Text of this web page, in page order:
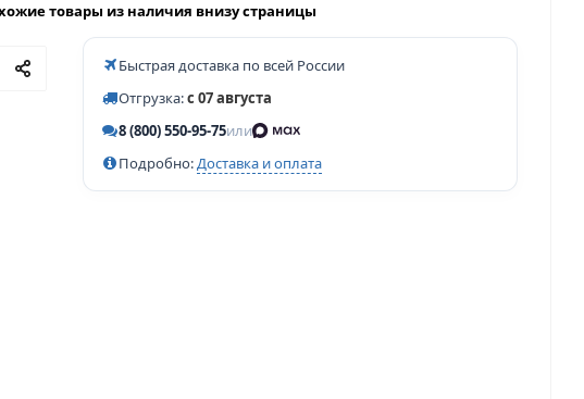
товары из наличия внизу страницы
Быстрая доставка по всей России
Отгрузка:с 07 августа
8 (800) 550-95-75или
Подробно:Доставка и оплата